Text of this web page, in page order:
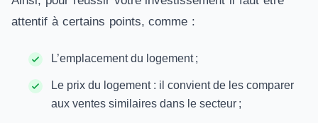
attentif à certains points, comme :
L’emplacement du logement ;
Le prix du logement : il convient de les comparer
aux ventes similaires dans le secteur ;